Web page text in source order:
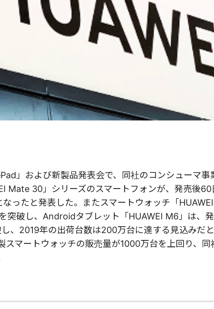
」および新製品発表会で、同社のコンシューマ事
Mate 30」シリーズのスマートフォンが、発売後
ったと発表した。またスマートウォッチ「
突破し、Androidタブレット「HUAWEI M6」は、
、2019年の出荷台数は200万台に達する見込みだ
マートウォッチの販売量が1000万台を上回り、同